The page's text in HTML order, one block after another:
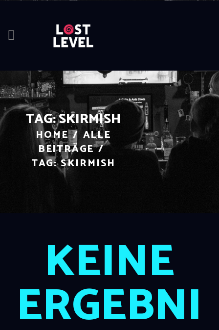
TAG: SKIRMISH
HOME
ALLE
BEITRÄGE
TAG: SKIRMISH
HOME
NEWS
KEINE
ERGEBNI